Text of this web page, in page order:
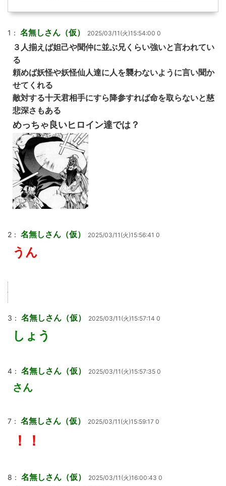
1： 名無しさん（仮） 2025/03/11(火)15:54:00 0
３人揃えば妲己や聞仲に並ぶ兄くらい強いと言われてい
る
頼めば妖怪や妖怪仙人達に人を襲わないように言い聞か
せてくれる
敵対する十天君相手にすら降参すれば命を取らないと慈
悲深さもある
めっちゃ良いヒロイン達では？
2： 名無しさん（仮） 2025/03/11(火)15:56:41 0
うん
3： 名無しさん（仮） 2025/03/11(火)15:57:14 0
しょう
4： 名無しさん（仮） 2025/03/11(火)15:57:35 0
さん
7： 名無しさん（仮） 2025/03/11(火)15:59:17 0
！！
8： 名無しさん（仮） 2025/03/11(火)16:00:43 0